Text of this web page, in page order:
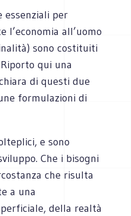
essenziali per
l’economia all’uomo
sono costituiti
qui una
di questi due
formulazioni di
e sono
Che i bisogni
che risulta
a una
della realtà